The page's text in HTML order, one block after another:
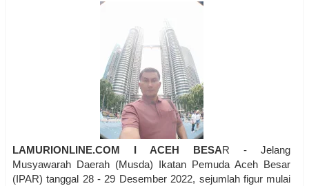
LAMURIONLINE.COM I ACEH BESAR - Jelang
Musyawarah Daerah (Musda) Ikatan Pemuda Aceh Besar
(IPAR) tanggal 28 - 29 Desember 2022, sejumlah figur mulai